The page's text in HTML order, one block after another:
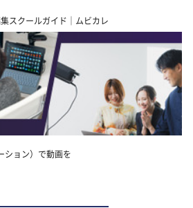
スクールガイド｜ムビカレ
ション）で動画を